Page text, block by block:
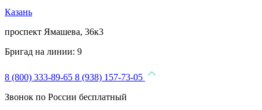
Казань
проспект Ямашева, 36к3
Бригад на линии: 9
8 (800) 333-89-65 8 (938) 157-73-05
Звонок по России бесплатный